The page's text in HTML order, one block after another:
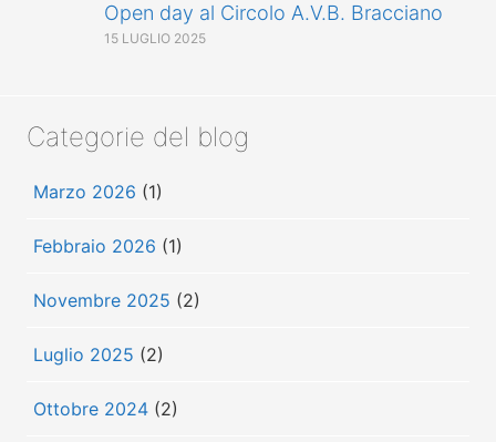
Open day al Circolo A.V.B. Bracciano
15 LUGLIO 2025
Categorie del blog
Marzo 2026 (1)
Febbraio 2026 (1)
Novembre 2025 (2)
Luglio 2025 (2)
Ottobre 2024 (2)